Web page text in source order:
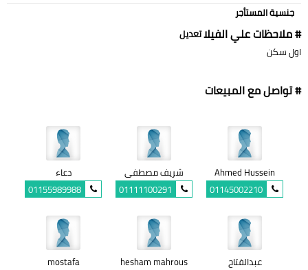
جنسية المستأجر
# ملاحظات علي الفيلاتعديل
اول سكن
# تواصل مع المبيعات
Ahmed Hussein
01145002210
شريف مصطفى
01111100291
دعاء
01155989988
عبدالفتاح hesham mahrous
mostafa